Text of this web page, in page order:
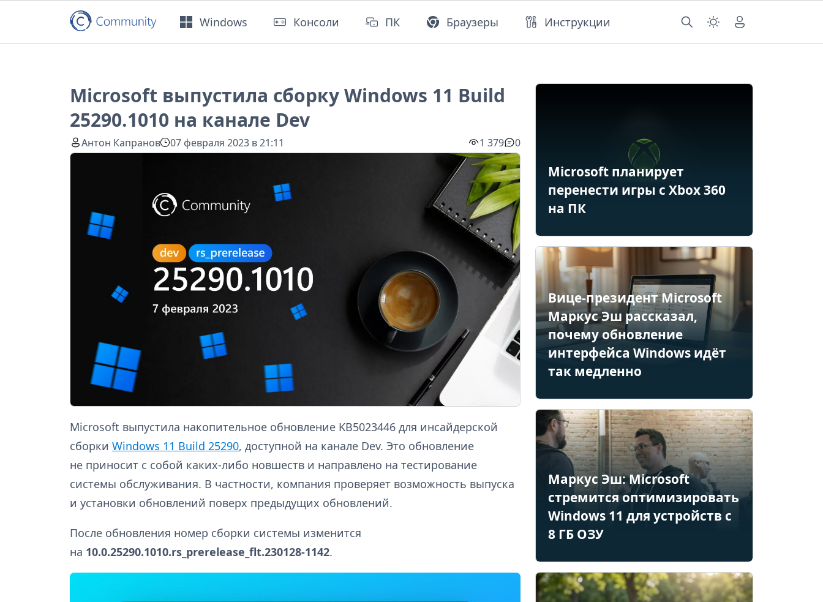
Windows Консоли ПК Браузеры Инструкции
Microsoft выпустила сборку Windows 11 Build
25290.1010 на канале Dev
Антон Капранов 07 февраля 2023 в 21:11 1 379 0
Microsoft выпустила накопительное обновление KB5023446 для инсайдерской
сборки Windows 11 Build 25290, доступной на канале Dev. Это обновление
не приносит с собой каких-либо новшеств и направлено на тестирование
системы обслуживания. В частности, компания проверяет возможность выпуска
и установки обновлений поверх предыдущих обновлений.
После обновления номер сборки системы изменится
на 10.0.25290.1010.rs_prerelease_flt.230128-1142.
Microsoft планирует
перенести игры с Xbox 360
на ПК
Вице-президент Microsoft
Маркус Эш рассказал,
почему обновление
интерфейса Windows идёт
так медленно
Маркус Эш: Microsoft
стремится оптимизировать
Windows 11 для устройств с
8 ГБ ОЗУ